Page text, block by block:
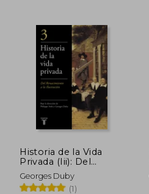
55%
Historia de la Vida
Privada (Iii): Del
Renacimiento a la
Ilustrac ion
Georges Duby
(1)